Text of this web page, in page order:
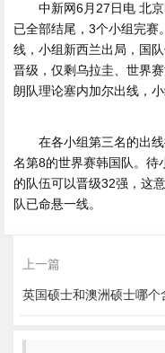
中新网6月27日电 北京
已全部结尾，3个小组完赛
线，小组新西兰出局，国
晋级，仅剩乌拉圭、世界
朗队理论塞内加尔出线，
在各小组第三名的出线
名第8的世界赛韩国队。待
的队伍可以晋级32强，这
队已命悬一线。
上一篇